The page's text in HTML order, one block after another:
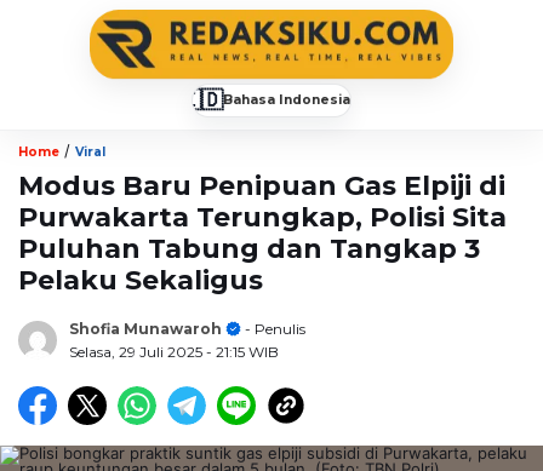
🇮🇩Bahasa Indonesia
Home / Viral
Modus Baru Penipuan Gas Elpiji di
Purwakarta Terungkap, Polisi Sita
Puluhan Tabung dan Tangkap 3
Pelaku Sekaligus
Shofia Munawaroh
- Penulis
Selasa, 29 Juli 2025 - 21:15 WIB